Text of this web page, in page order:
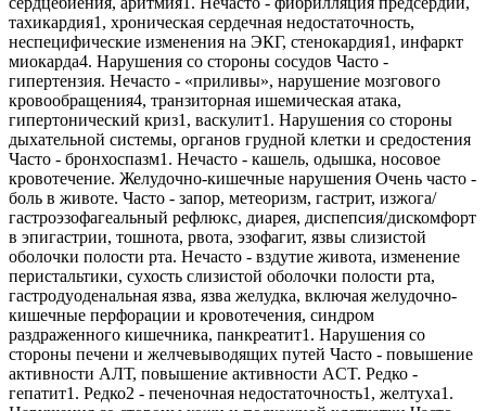
тахикардия1, хроническая сердечная недостаточность,
неспецифические изменения на ЭКГ, стенокардия1, инфаркт
миокарда4. Нарушения со стороны сосудов Часто -
гипертензия. Нечасто - «приливы», нарушение мозгового
кровообращения4, транзиторная ишемическая атака,
гипертонический криз1, васкулит1. Нарушения со стороны
дыхательной системы, органов грудной клетки и средостения
Часто - бронхоспазм1. Нечасто - кашель, одышка, носовое
кровотечение. Желудочно-кишечные нарушения Очень часто -
боль в животе. Часто - запор, метеоризм, гастрит, изжога/
гастроэзофагеальный рефлюкс, диарея, диспепсия/дискомфорт
в эпигастрии, тошнота, рвота, эзофагит, язвы слизистой
оболочки полости рта. Нечасто - вздутие живота, изменение
перистальтики, сухость слизистой оболочки полости рта,
гастродуоденальная язва, язва желудка, включая желудочно-
кишечные перфорации и кровотечения, синдром
раздраженного кишечника, панкреатит1. Нарушения со
стороны печени и желчевыводящих путей Часто - повышение
активности АЛТ, повышение активности ACT. Редко -
гепатит1. Редко2 - печеночная недостаточность1, желтуха1.